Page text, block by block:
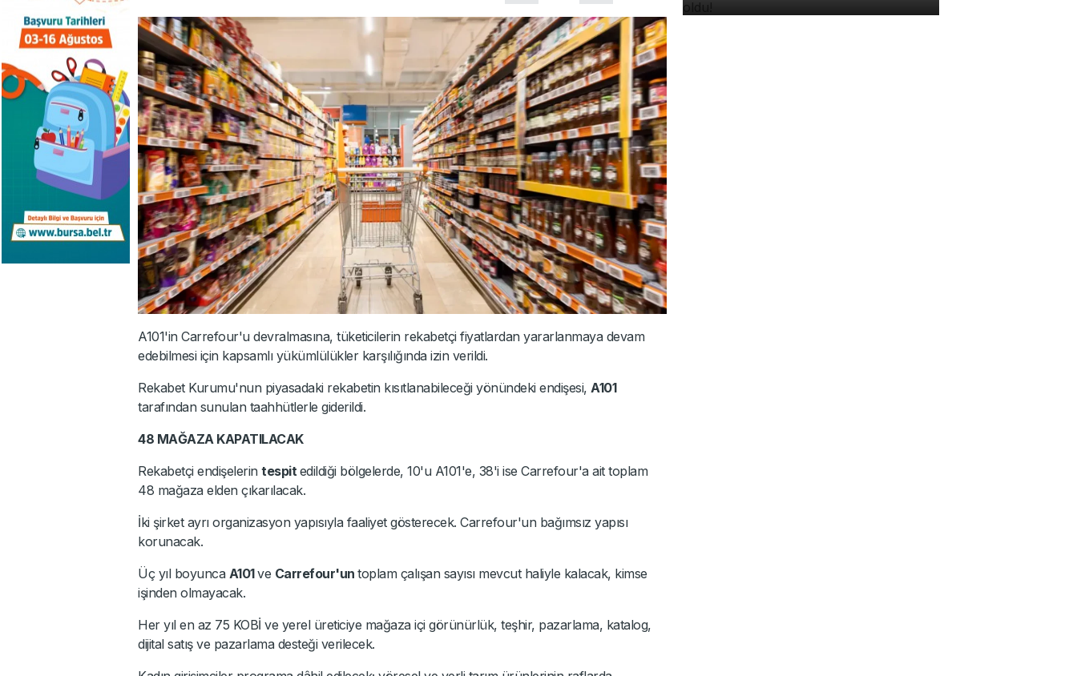
A101'in Carrefour'u devralmasına, tüketicilerin rekabetçi fiyatlardan yararlanmaya devam
edebilmesi için kapsamlı yükümlülükler karşılığında izin verildi.
Rekabet Kurumu'nun piyasadaki rekabetin kısıtlanabileceği yönündeki endişesi, A101
tarafından sunulan taahhütlerle giderildi.
48 MAĞAZA KAPATILACAK
Rekabetçi endişelerin tespit edildiği bölgelerde, 10'u A101'e, 38'i ise Carrefour'a ait toplam
48 mağaza elden çıkarılacak.
İki şirket ayrı organizasyon yapısıyla faaliyet gösterecek. Carrefour'un bağımsız yapısı
korunacak.
Üç yıl boyunca A101ve Carrefour'un toplam çalışan sayısı mevcut haliyle kalacak, kimse
işinden olmayacak.
Her yıl en az 75 KOBİ ve yerel üreticiye mağaza içi görünürlük, teşhir, pazarlama, katalog,
dijital satış ve pazarlama desteği verilecek.